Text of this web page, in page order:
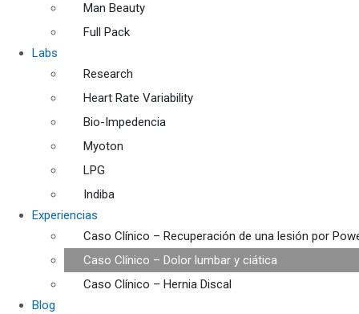
Man Beauty
Full Pack
Labs
Research
Heart Rate Variability
Bio-Impedencia
Myoton
LPG
Indiba
Experiencias
Caso Clínico – Recuperación de una lesión por
Caso Clínico – Dolor lumbar y ciática
Caso Clínico – Hernia Discal
Blog